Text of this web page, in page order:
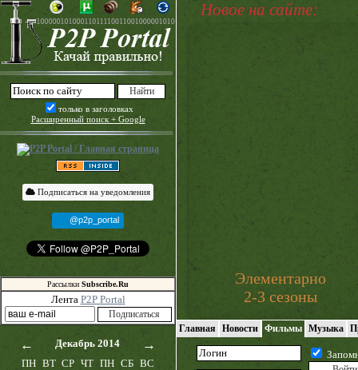
только в заголовках
Расширенный поиск + Google
Подписаться на уведомления
@p2p_portal
Рассылки Subscribe.Ru
Лента P2P Portal
← Декабрь 2014 →
ПН ВТ СР ЧТ ПН СБ ВС
Новое на сайте:
Элементарно
2-3 сезоны
Главная Новости Фильмы Музыка